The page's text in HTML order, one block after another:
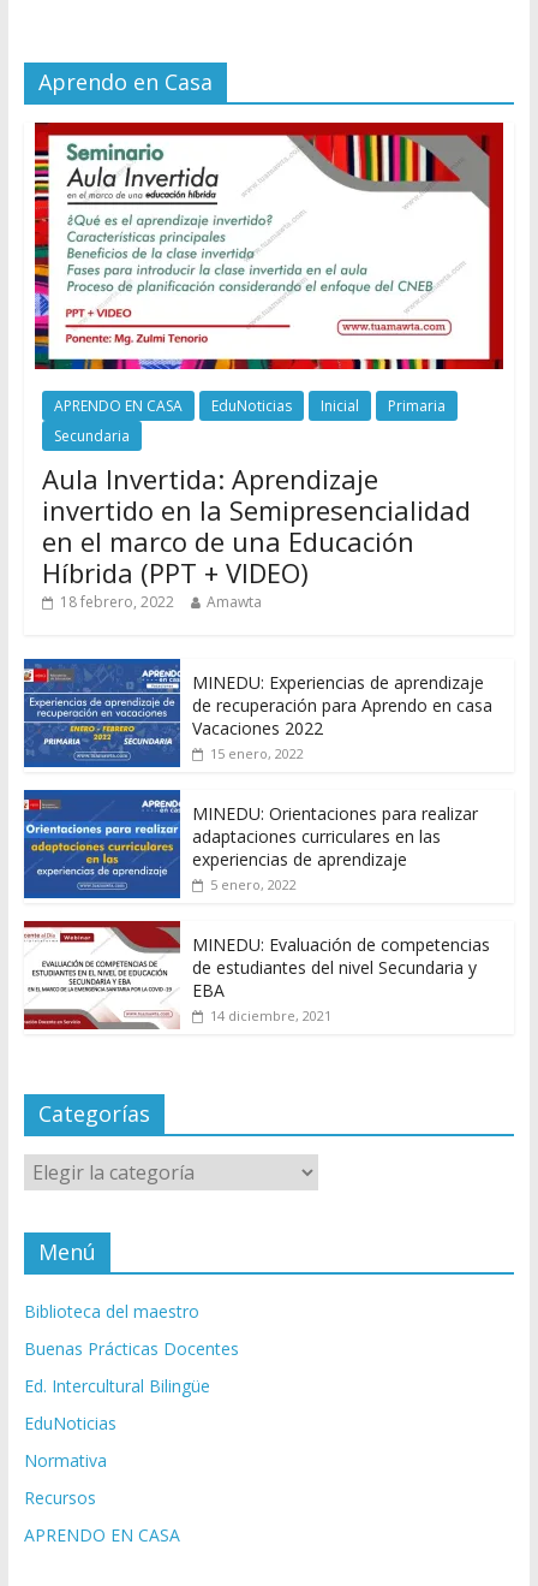
Aprendo en Casa
APRENDO EN CASA EduNoticias Inicial
Primaria
Secundaria
Aula Invertida: Aprendizaje
invertido en la Semipresencialidad
en el marco de una Educación
Híbrida (PPT + VIDEO)
18 febrero, 2022 Amawta
MINEDU: Experiencias de aprendizaje
de recuperación para Aprendo en casa
Vacaciones 2022
15 enero, 2022
MINEDU: Orientaciones para realizar
adaptaciones curriculares en las
experiencias de aprendizaje
5 enero, 2022
MINEDU: Evaluación de competencias
de estudiantes del nivel Secundaria y
EBA
14 diciembre, 2021
Categorías
Categorías
Menú
Biblioteca del maestro
Buenas Prácticas Docentes
Ed. Intercultural Bilingüe
EduNoticias
Normativa
Recursos
APRENDO EN CASA